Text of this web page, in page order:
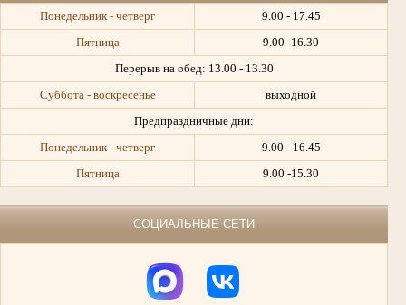
Понедельник - четверг
9.00 - 17.45
Пятница
9.00 -16.30
Перерыв на обед: 13.00 - 13.30
Суббота - воскресенье
выходной
Предпраздничные дни:
Понедельник - четверг
9.00 - 16.45
Пятница
9.00 -15.30
СОЦИАЛЬНЫЕ СЕТИ